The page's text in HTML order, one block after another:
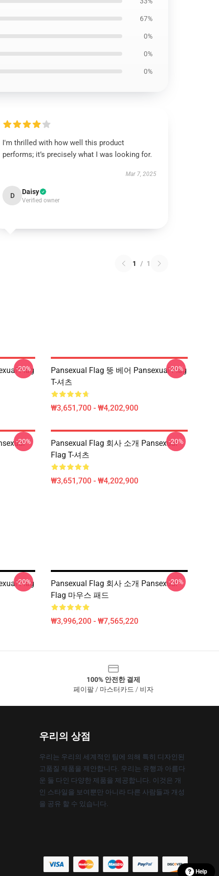
67%
0%
0%
0%
I'm thrilled with how well this product
performs; it’s precisely what I was looking for.
Mar 7, 2025
D Daisy
Verified owner
1 / 1
Flag
-20%
Pansexual Flag 뚱 베어 Pansexual Flag
T-셔츠
₩3,651,700 - ₩4,202,900
-20%
-20%
Pansexual Flag 회사 소개 Pansexual
Flag T-셔츠
₩3,651,700 - ₩4,202,900
-20%
Flag
-20%
Pansexual Flag 회사 소개 Pansexual
Flag 마우스 패드
₩3,996,200 - ₩7,565,220
-20%
100% 안전한 결제
페이팔 / 마스터카드 / 비자
우리의 상점
우리는 우리의 세계적인 팀에 의해 특히 디자인된
고품질 제품을 제안합니다. 우리는 유행과 아름다
운 둘 다인 다양한 제품을 제공합니다. 이것은 개
인 스타일을 보여뿐만 아니라 다른 사람들과 개성
을 공유 할 수 있습니다.
Help